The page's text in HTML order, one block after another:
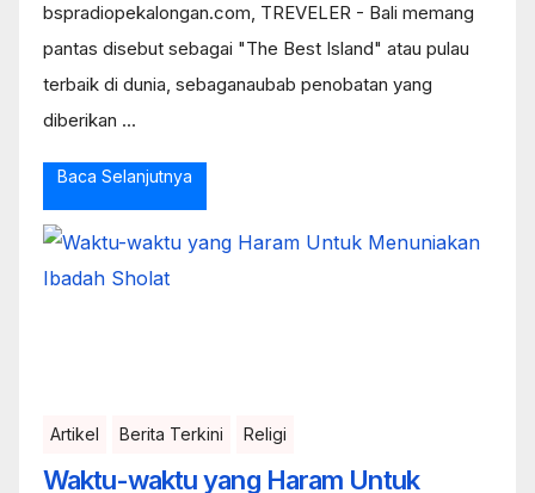
bspradiopekalongan.com, TREVELER - Bali memang
pantas disebut sebagai "The Best Island" atau pulau
terbaik di dunia, sebaganaubab penobatan yang
diberikan ...
Baca Selanjutnya
Artikel Berita Terkini Religi
Waktu-waktu yang Haram Untuk